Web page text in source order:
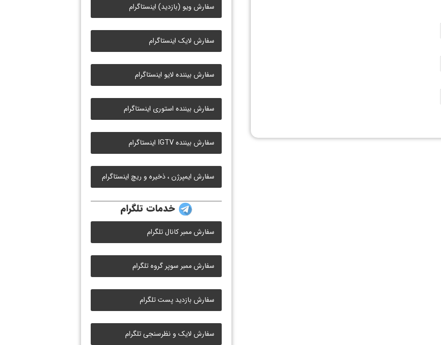
سفارش ویو (بازدید) اینستاگرام
سفارش لایک اینستاگرام
سفارش بیننده لایو اینستاگرام
سفارش بیننده استوری اینستاگرام
سفارش بیننده IGTV اینستاگرام
سفارش ایمپرژن ، ذخیره و ریچ اینستاگرام
خدمات تلگرام
سفارش ممبر کانال تلگرام
سفارش ممبر سوپر گروه تلگرام
سفارش بازدید پست تلگرام
سفارش لایک و نظرسنجی تلگرام